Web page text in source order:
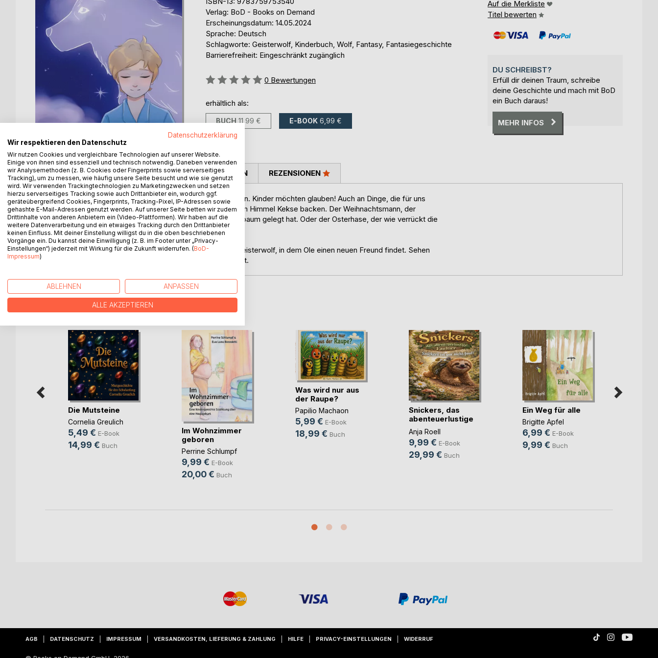
Verlag: BoD - Books on Demand
Erscheinungsdatum: 14.05.2024
Sprache: Deutsch
Schlagworte: Geisterwolf, Kinderbuch, Wolf, Fantasy, Fantasiegeschichte
Barrierefreiheit: Eingeschränkt zugänglich
Bewertung::
0 Bewertungen
erhältlich als:
BUCH 11,99 € E-BOOK 6,99 €
Auf die Merkliste
Titel bewerten
DU SCHREIBST?
Erfüll dir deinen Traum, schreibe
deine Geschichte und mach mit BoD
ein Buch daraus!
MEHR INFOS
BESCHREIBUNG
Für Kinder muss nicht immer alles logisch oder sinnvoll sein. Kinder möchten glauben! Auch an Dinge, die für uns
Erwachsene nicht (mehr) vorstellbar sind. Die Engel, die im Himmel Kekse backen. Der Weihnachtsmann, der
unsere aufisst, wenn er die Geschenke unter den Tannenbaum gelegt hat. Oder der Osterhase, der wie verrückt die
ganzen Eier und Süßigkeiten versteckt.
Wer weiß, vielleicht gibt es diesen lustigen, zerzausten Geisterwolf, in dem Ole einen neuen Freund findet. Sehen
kannst du ihn jedenfalls nur, wenn du wie Ole daran glaubst.
AUTOR/IN PRESSESTIMMEN REZENSIONEN
WEITERE TITEL BEIBoD
Die Mutsteine
Cornelia Greulich
5,49 € E-Book
14,99 € Buch
Im Wohnzimmer
geboren
Perrine Schlumpf
9,99 € E-Book
20,00 € Buch
Was wird nur aus
der Raupe?
Papilio Machaon
5,99 € E-Book
18,99 € Buch
Snickers, das
abenteuerlustige
Faultier
Anja Roell
9,99 € E-Book
29,99 € Buch
Ein Weg für alle
Brigitte Apfel
6,99 € E-Book
9,99 € Buch
AGB DATENSCHUTZ IMPRESSUM VERSANDKOSTEN, LIEFERUNG & ZAHLUNG HILFE PRIVACY-EINSTELLUNGEN WIDERRUF
Datenschutzerklärung
Wir respektieren den Datenschutz
Wir nutzen Cookies und vergleichbare Technologien auf unserer Website.
Einige von ihnen sind essenziell und technisch notwendig. Daneben verwenden
wir Analysemethoden (z. B. Cookies oder Fingerprints sowie serverseitiges
Tracking), um zu messen, wie häufig unsere Seite besucht und wie sie genutzt
wird. Wir verwenden Trackingtechnologien zu Marketingzwecken und setzen
hierzu serverseitiges Tracking sowie auch Drittanbieter ein, wodurch ggf.
geräteübergreifend Cookies, Fingerprints, Tracking-Pixel, IP-Adressen sowie
gehashte E-Mail-Adressen genutzt werden. Auf unserer Seite betten wir zudem
Drittinhalte von anderen Anbietern ein (Video-Plattformen). Wir haben auf die
weitere Datenverarbeitung und ein etwaiges Tracking durch den Drittanbieter
keinen Einfluss. Mit deiner Einstellung willigst du in die oben beschriebenen
Vorgänge ein. Du kannst deine Einwilligung (z. B. im Footer unter „Privacy-
Einstellungen“) jederzeit mit Wirkung für die Zukunft widerrufen. (BoD-
Impressum)
ABLEHNEN ANPASSEN
ALLE AKZEPTIEREN